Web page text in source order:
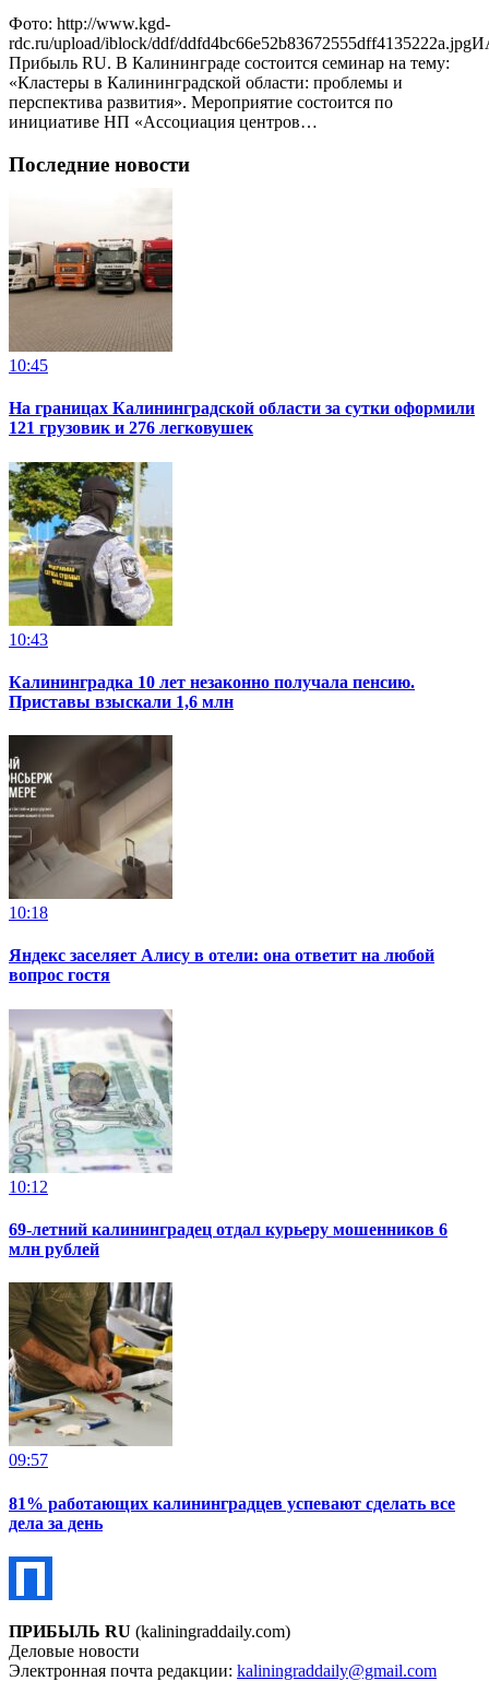
Фото: http://www.kgd-
rdc.ru/upload/iblock/ddf/
Прибыль RU. В Калининграде состоится семинар на тему:
«Кластеры в Калининградской области: проблемы и
перспектива развития». Мероприятие состоится по
инициативе НП «Ассоциация центров…
Последние новости
10:45
На границах Калининградской области за сутки оформили
121 грузовик и 276 легковушек
10:43
Калининградка 10 лет незаконно получала пенсию.
Приставы взыскали 1,6 млн
10:18
Яндекс заселяет Алису в отели: она ответит на любой
вопрос гостя
10:12
69-летний калининградец отдал курьеру мошенников 6
млн рублей
09:57
81% работающих калининградцев успевают сделать все
дела за день
ПРИБЫЛЬ RU (kaliningraddaily.com)
Деловые новости
Электронная почта редакции: kaliningraddaily@gmail.com